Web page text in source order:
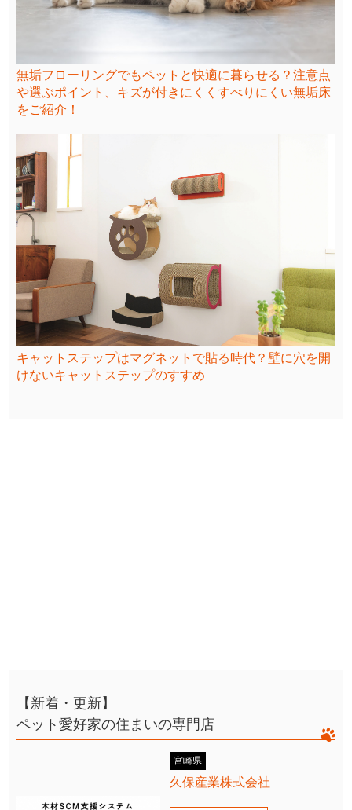
無垢フローリングでもペットと快適に暮らせる？注意点
や選ぶポイント、キズが付きにくくすべりにくい無垢床
をご紹介！
キャットステップはマグネットで貼る時代？壁に穴を開
けないキャットステップのすすめ
【新着・更新】
ペット愛好家の住まいの専門店
宮崎県
久保産業株式会社